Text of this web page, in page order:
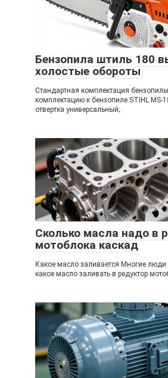
Бензопила штиль 180
холостые обороты
Стандартная комплектация
комплектацию к бензопиле STIHL MS-
отвертка универсальный;
Сколько масла надо в
мотоблока каскад
Какое масло заливается Многие люди
какое масло заливать в редуктор